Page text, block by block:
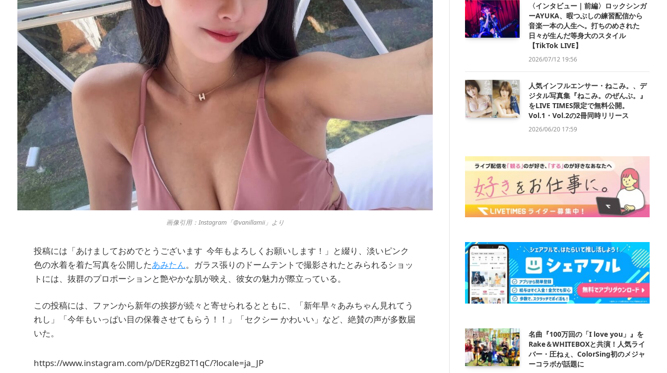
画像引用：Instagram「@vanillamii」より
投稿には「あけましておめでとうございます 今年もよろしくお願いします！」と綴り、淡いピンク
色の水着を着た写真を公開したあみたん。ガラス張りのドームテントで撮影されたとみられるショッ
トには、抜群のプロポーションと艶やかな肌が映え、彼女の魅力が際立っている。
この投稿には、ファンから新年の挨拶が続々と寄せられるとともに、「新年早々あみちゃん見れてう
れし」「今年もいっぱい目の保養させてもらう！！」「セクシー かわいい」など、絶賛の声が多数届
いた。
https://www.instagram.com/p/DERzgB2T1qC/?locale=ja_JP
〈インタビュー｜前編〉ロックシンガ
ーAYUKA、暇つぶしの練習配信から
音楽一本の人生へ。打ちのめされた
日々が生んだ等身大のスタイル
【TikTok LIVE】
2026/07/12 19:56
人気インフルエンサー・ねこみ。、デ
ジタル写真集『ねこみ。のぜんぶ。』
をLIVE TIMES限定で無料公開。
Vol.1・Vol.2の2冊同時リリース
2026/06/20 17:59
名曲『100万回の「I love you」』を
Rake＆WHITEBOXと共演！人気ライ
バー・圧ねぇ、ColorSing初のメジャ
ーコラボが話題に